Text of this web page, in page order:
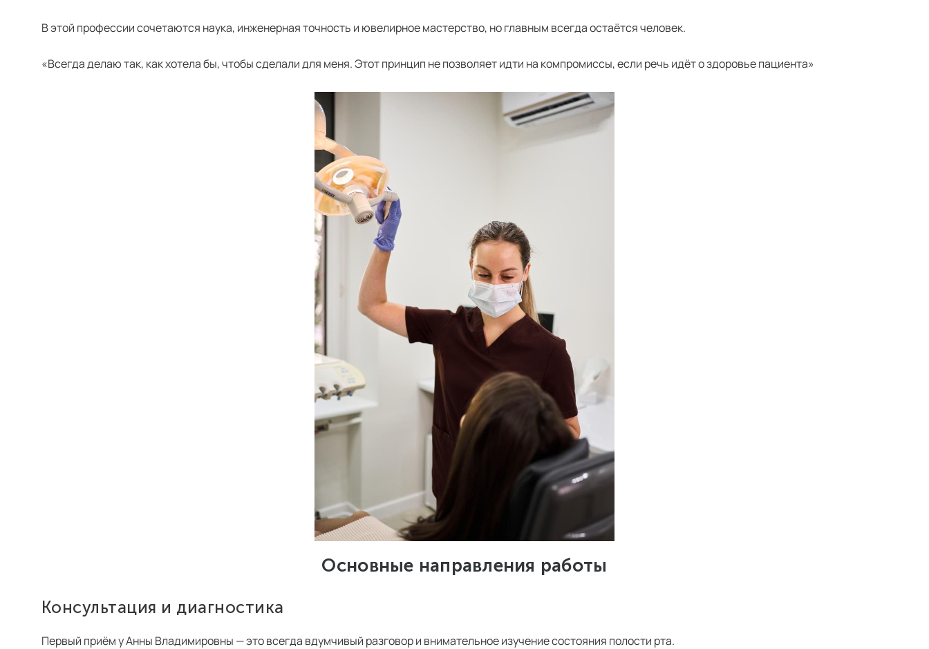
В этой профессии сочетаются наука, инженерная точность и ювелирное мастерство, но главным всегда остаётся человек.
«Всегда делаю так, как хотела бы, чтобы сделали для меня. Этот принцип не позволяет идти на компромиссы, если речь идёт о здоровье пациента»
Основные направления работы
Консультация и диагностика
Первый приём у Анны Владимировны — это всегда вдумчивый разговор и внимательное изучение состояния полости рта.